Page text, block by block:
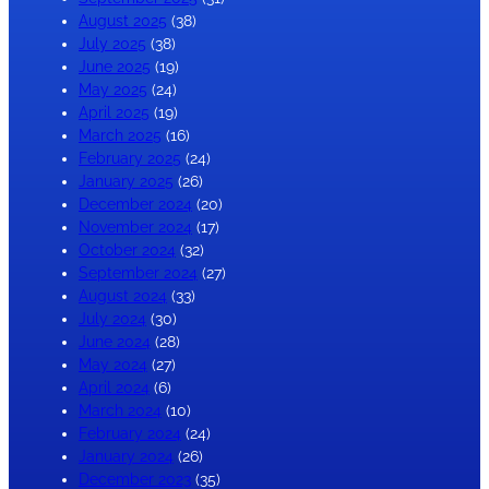
August 2025 (38)
July 2025 (38)
June 2025 (19)
May 2025 (24)
April 2025 (19)
March 2025 (16)
February 2025 (24)
January 2025 (26)
December 2024 (20)
November 2024 (17)
October 2024 (32)
September 2024 (27)
August 2024 (33)
July 2024 (30)
June 2024 (28)
May 2024 (27)
April 2024 (6)
March 2024 (10)
February 2024 (24)
January 2024 (26)
December 2023 (35)